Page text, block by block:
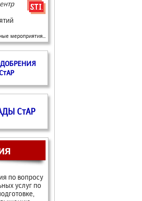
мероприятия...
СтАР
по вопросу
услуг по